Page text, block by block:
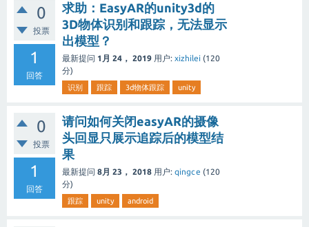
0
投票
1
回答
求助：EasyAR的unity3d的
3D物体识别和跟踪，无法显示
出模型？
最新提问 1月 24， 2019 用户: xizhilei (120
分)
识别 跟踪 3d物体跟踪 unity
0
投票
1
回答
请问如何关闭easyAR的摄像
头回显只展示追踪后的模型结
果
最新提问 8月 23， 2018 用户: qingce (120
分)
跟踪 unity android